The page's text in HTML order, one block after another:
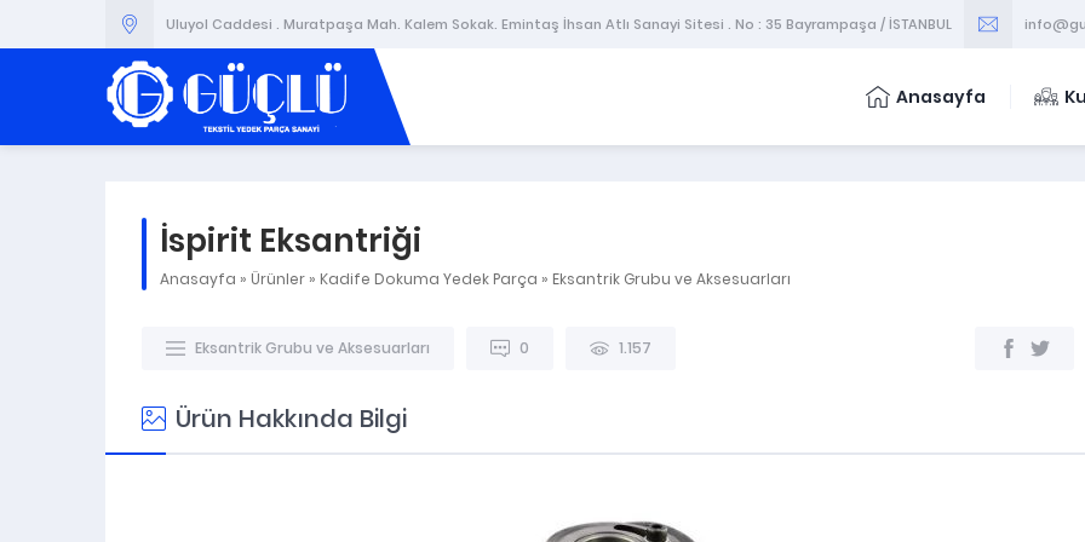
Uluyol Caddesi . Muratpaşa Mah. Kalem Sokak. Emintaş İhsan Atlı Sanayi Sitesi . No : 35 Bayrampaşa / İSTANBUL
Anasayfa
İspirit Eksantriği
Anasayfa » Ürünler » Kadife Dokuma Yedek Parça » Eksantrik Grubu ve Aksesuarları
Eksantrik Grubu ve Aksesuarları 0 1.157
Ürün Hakkında Bilgi